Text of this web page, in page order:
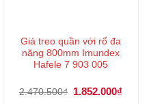
Giá treo quần với rổ đa
năng 800mm Imundex
Hafele 7 903 005
2.470.500₫
Giá
1.852.000₫